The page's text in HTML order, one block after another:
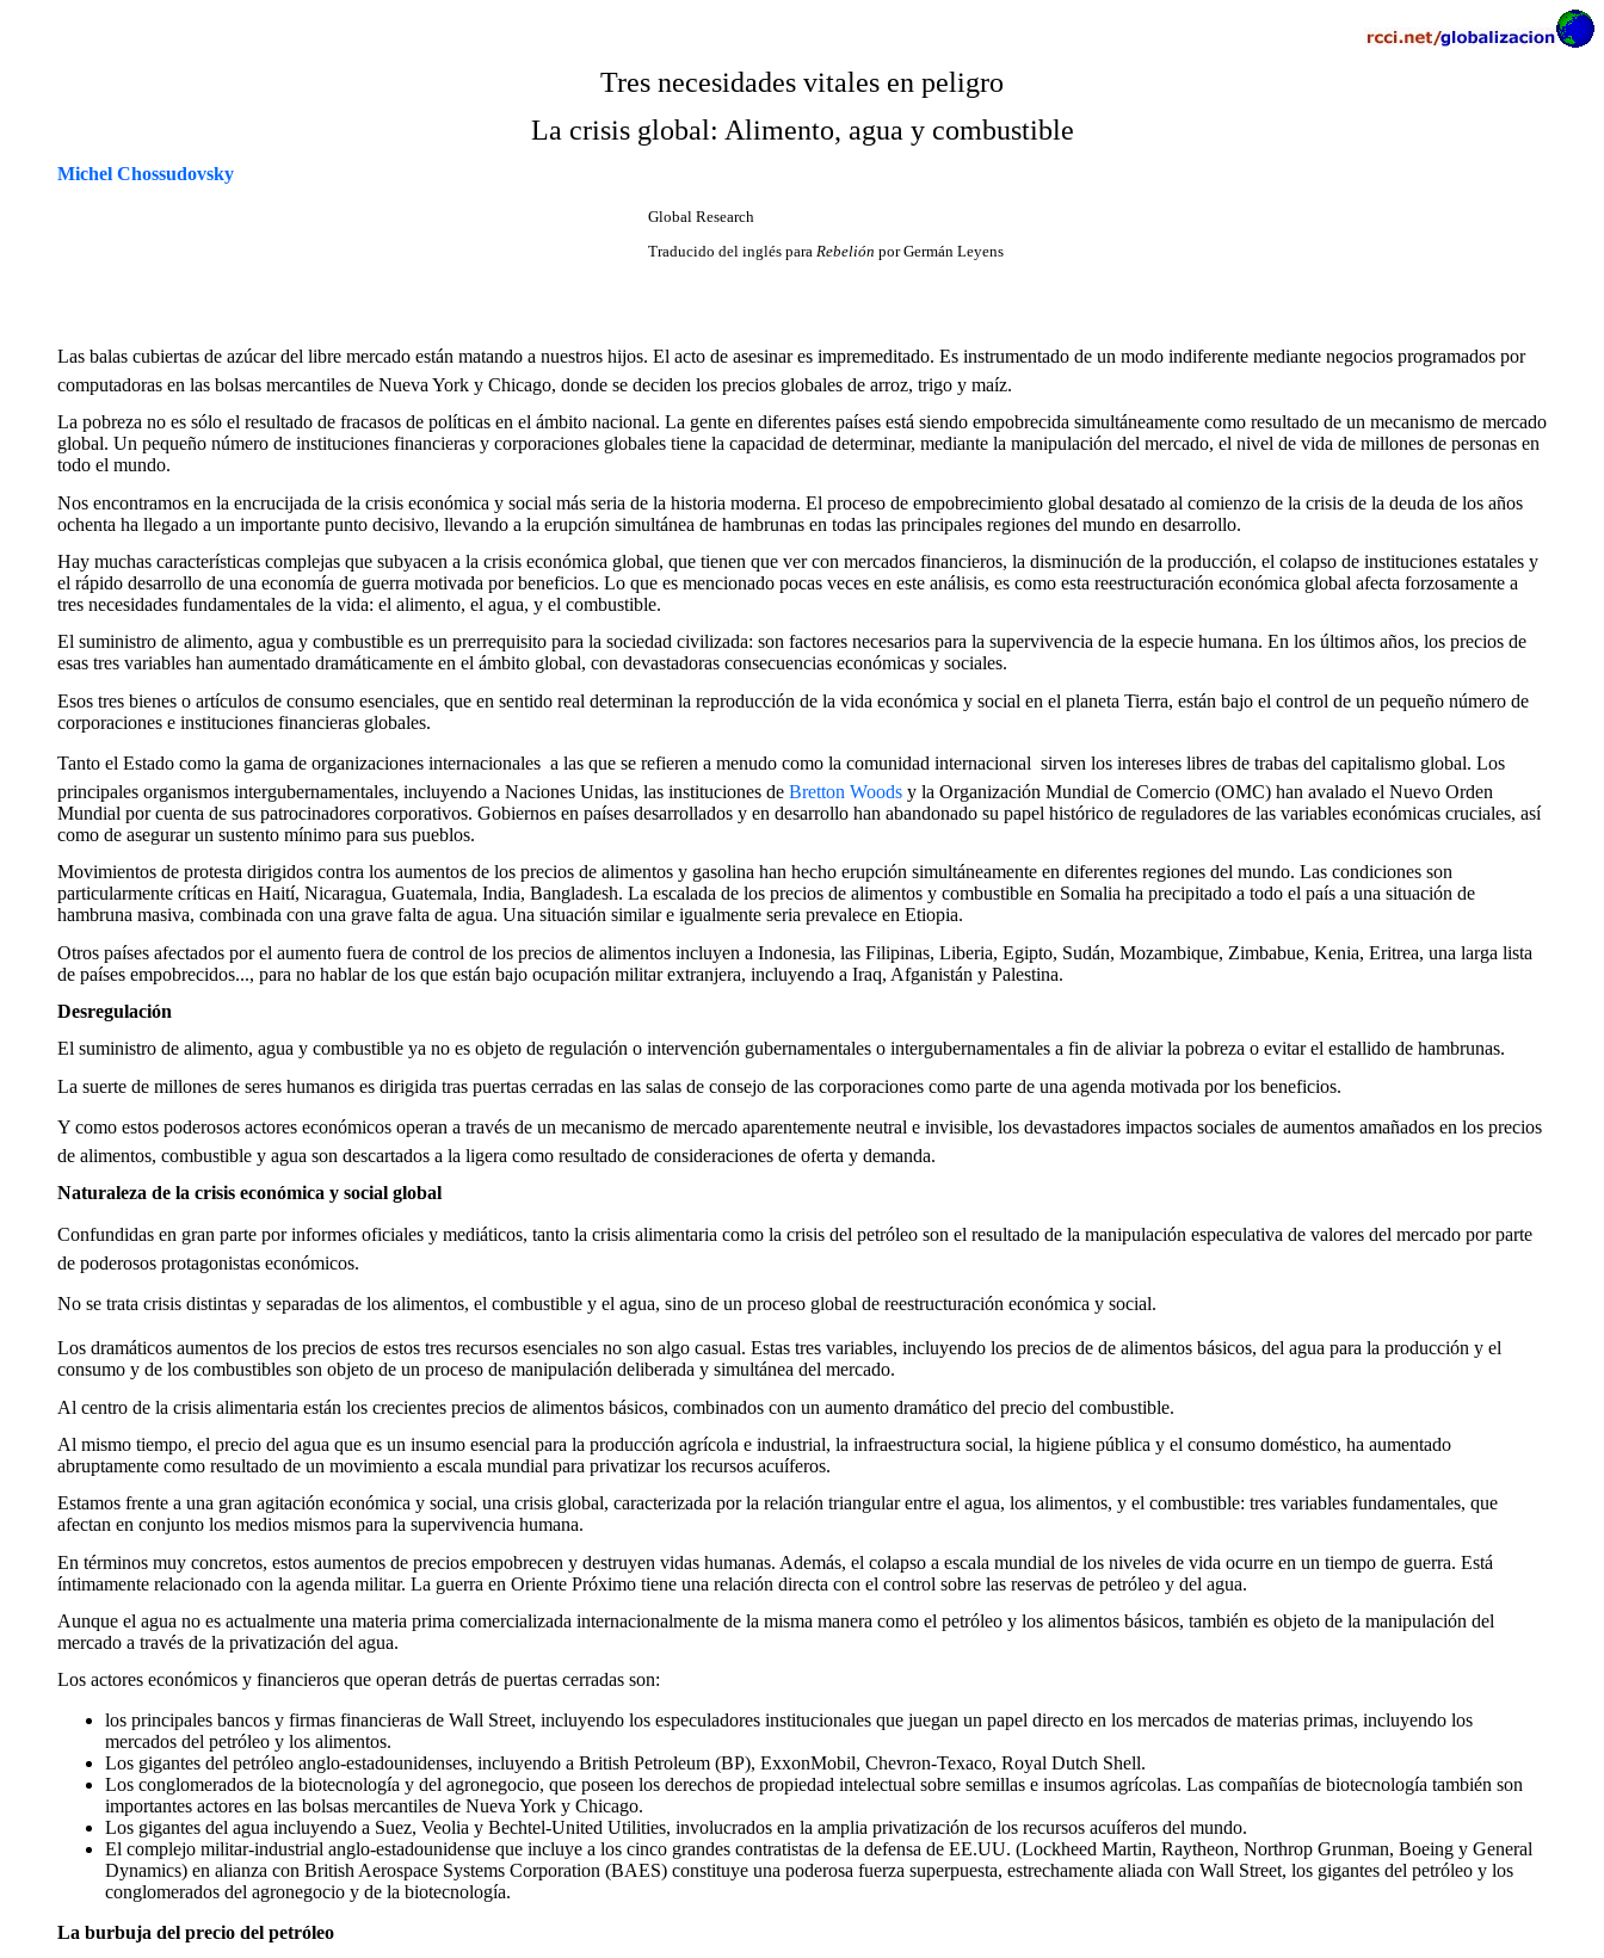
Tres necesidades vitales en peligro
La crisis global: Alimento, agua y combustible
Michel Chossudovsky
Global Research
Traducido del inglés para Rebelión por Germán Leyens
Las balas cubiertas de azúcar del libre mercado están matando a nuestros hijos. El acto de asesinar es impremeditado. Es instrumentado de un modo indiferente mediante negocios programados por
computadoras en las bolsas mercantiles de Nueva York y Chicago, donde se deciden los precios globales de arroz, trigo y maíz.
La pobreza no es sólo el resultado de fracasos de políticas en el ámbito nacional. La gente en diferentes países está siendo empobrecida simultáneamente como resultado de un mecanismo de mercado
global. Un pequeño número de instituciones financieras y corporaciones globales tiene la capacidad de determinar, mediante la manipulación del mercado, el nivel de vida de millones de personas en
todo el mundo.
Nos encontramos en la encrucijada de la crisis económica y social más seria de la historia moderna. El proceso de empobrecimiento global desatado al comienzo de la crisis de la deuda de los años
ochenta ha llegado a un importante punto decisivo, llevando a la erupción simultánea de hambrunas en todas las principales regiones del mundo en desarrollo.
Hay muchas características complejas que subyacen a la crisis económica global, que tienen que ver con mercados financieros, la disminución de la producción, el colapso de instituciones estatales y
el rápido desarrollo de una economía de guerra motivada por beneficios. Lo que es mencionado pocas veces en este análisis, es como esta reestructuración económica global afecta forzosamente a
tres necesidades fundamentales de la vida: el alimento, el agua, y el combustible.
El suministro de alimento, agua y combustible es un prerrequisito para la sociedad civilizada: son factores necesarios para la supervivencia de la especie humana. En los últimos años, los precios de
esas tres variables han aumentado dramáticamente en el ámbito global, con devastadoras consecuencias económicas y sociales.
Esos tres bienes o artículos de consumo esenciales, que en sentido real determinan la reproducción de la vida económica y social en el planeta Tierra, están bajo el control de un pequeño número de
corporaciones e instituciones financieras globales.
Tanto el Estado como la gama de organizaciones internacionales  a las que se refieren a menudo como la comunidad internacional  sirven los intereses libres de trabas del capitalismo global. Los
principales organismos intergubernamentales, incluyendo a Naciones Unidas, las instituciones de Bretton Woods y la Organización Mundial de Comercio (OMC) han avalado el Nuevo Orden
Mundial por cuenta de sus patrocinadores corporativos. Gobiernos en países desarrollados y en desarrollo han abandonado su papel histórico de reguladores de las variables económicas cruciales, así
como de asegurar un sustento mínimo para sus pueblos.
Movimientos de protesta dirigidos contra los aumentos de los precios de alimentos y gasolina han hecho erupción simultáneamente en diferentes regiones del mundo. Las condiciones son
particularmente críticas en Haití, Nicaragua, Guatemala, India, Bangladesh. La escalada de los precios de alimentos y combustible en Somalia ha precipitado a todo el país a una situación de
hambruna masiva, combinada con una grave falta de agua. Una situación similar e igualmente seria prevalece en Etiopia.
Otros países afectados por el aumento fuera de control de los precios de alimentos incluyen a Indonesia, las Filipinas, Liberia, Egipto, Sudán, Mozambique, Zimbabue, Kenia, Eritrea, una larga lista
de países empobrecidos..., para no hablar de los que están bajo ocupación militar extranjera, incluyendo a Iraq, Afganistán y Palestina.
Desregulación
El suministro de alimento, agua y combustible ya no es objeto de regulación o intervención gubernamentales o intergubernamentales a fin de aliviar la pobreza o evitar el estallido de hambrunas.
La suerte de millones de seres humanos es dirigida tras puertas cerradas en las salas de consejo de las corporaciones como parte de una agenda motivada por los beneficios.
Y como estos poderosos actores económicos operan a través de un mecanismo de mercado aparentemente neutral e invisible, los devastadores impactos sociales de aumentos amañados en los precios
de alimentos, combustible y agua son descartados a la ligera como resultado de consideraciones de oferta y demanda.
Naturaleza de la crisis económica y social global
Confundidas en gran parte por informes oficiales y mediáticos, tanto la crisis alimentaria como la crisis del petróleo son el resultado de la manipulación especulativa de valores del mercado por parte
de poderosos protagonistas económicos.
No se trata crisis distintas y separadas de los alimentos, el combustible y el agua, sino de un proceso global de reestructuración económica y social.
Los dramáticos aumentos de los precios de estos tres recursos esenciales no son algo casual. Estas tres variables, incluyendo los precios de de alimentos básicos, del agua para la producción y el
consumo y de los combustibles son objeto de un proceso de manipulación deliberada y simultánea del mercado.
Al centro de la crisis alimentaria están los crecientes precios de alimentos básicos, combinados con un aumento dramático del precio del combustible.
Al mismo tiempo, el precio del agua que es un insumo esencial para la producción agrícola e industrial, la infraestructura social, la higiene pública y el consumo doméstico, ha aumentado
abruptamente como resultado de un movimiento a escala mundial para privatizar los recursos acuíferos.
Estamos frente a una gran agitación económica y social, una crisis global, caracterizada por la relación triangular entre el agua, los alimentos, y el combustible: tres variables fundamentales, que
afectan en conjunto los medios mismos para la supervivencia humana.
En términos muy concretos, estos aumentos de precios empobrecen y destruyen vidas humanas. Además, el colapso a escala mundial de los niveles de vida ocurre en un tiempo de guerra. Está
íntimamente relacionado con la agenda militar. La guerra en Oriente Próximo tiene una relación directa con el control sobre las reservas de petróleo y del agua.
Aunque el agua no es actualmente una materia prima comercializada internacionalmente de la misma manera como el petróleo y los alimentos básicos, también es objeto de la manipulación del
mercado a través de la privatización del agua.
Los actores económicos y financieros que operan detrás de puertas cerradas son:
los principales bancos y firmas financieras de Wall Street, incluyendo los especuladores institucionales que juegan un papel directo en los mercados de materias primas, incluyendo los
mercados del petróleo y los alimentos.
Los gigantes del petróleo anglo-estadounidenses, incluyendo a British Petroleum (BP), ExxonMobil, Chevron-Texaco, Royal Dutch Shell.
Los conglomerados de la biotecnología y del agronegocio, que poseen los derechos de propiedad intelectual sobre semillas e insumos agrícolas. Las compañías de biotecnología también son
importantes actores en las bolsas mercantiles de Nueva York y Chicago.
Los gigantes del agua incluyendo a Suez, Veolia y Bechtel-United Utilities, involucrados en la amplia privatización de los recursos acuíferos del mundo.
El complejo militar-industrial anglo-estadounidense que incluye a los cinco grandes contratistas de la defensa de EE.UU. (Lockheed Martin, Raytheon, Northrop Grunman, Boeing y General
Dynamics) en alianza con British Aerospace Systems Corporation (BAES) constituye una poderosa fuerza superpuesta, estrechamente aliada con Wall Street, los gigantes del petróleo y los
conglomerados del agronegocio y de la biotecnología.
La burbuja del precio del petróleo